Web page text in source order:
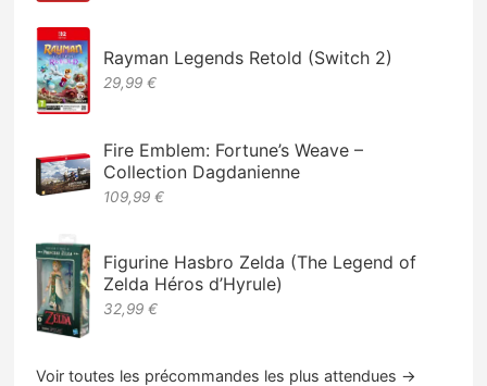
Rayman Legends Retold (Switch 2)
29,99 €
Fire Emblem: Fortune’s Weave –
Collection Dagdanienne
109,99 €
Figurine Hasbro Zelda (The Legend of
Zelda Héros d’Hyrule)
32,99 €
Voir toutes les précommandes les plus attendues →